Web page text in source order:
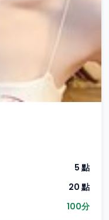
5 點
20 點
100分